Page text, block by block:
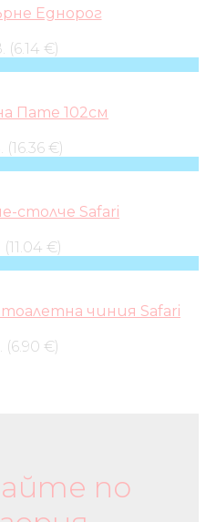
Еднорог
(6.14 €)
Пате 102см
(16.36 €)
столче Safari
(11.04 €)
чиния Safari
(6.90 €)
по